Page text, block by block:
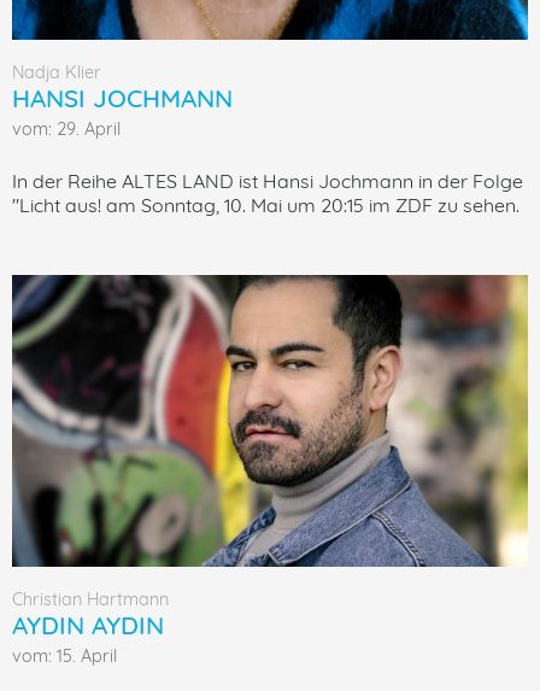
Nadja Klier
HANSI JOCHMANN
vom: 29. April
In der Reihe ALTES LAND ist Hansi Jochmann in der Folge
"Licht aus! am Sonntag, 10. Mai um 20:15 im ZDF zu sehen.
Christian Hartmann
AYDIN AYDIN
vom: 15. April